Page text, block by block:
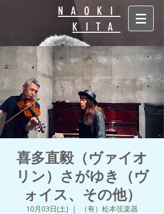
NAOKI
KITA
喜多直毅（ヴァイオ
リン）さがゆき（ヴ
ォイス、その他）
10月03日(土)
  |
（有）松本弦楽器